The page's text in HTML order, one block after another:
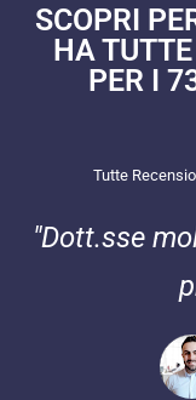
SCOPRI
HA
PER I
Tutte
"Dott.sse